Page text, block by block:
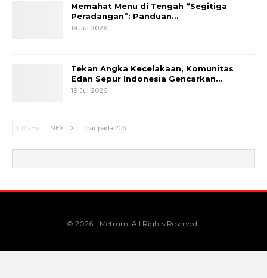
Memahat Menu di Tengah “Segitiga
Peradangan”: Panduan…
19 Jul 2026
Tekan Angka Kecelakaan, Komunitas
Edan Sepur Indonesia Gencarkan…
19 Jul 2026
PREV NEXT 1 daripada 204
© 2026 - Metrum. All Rights Reserved.